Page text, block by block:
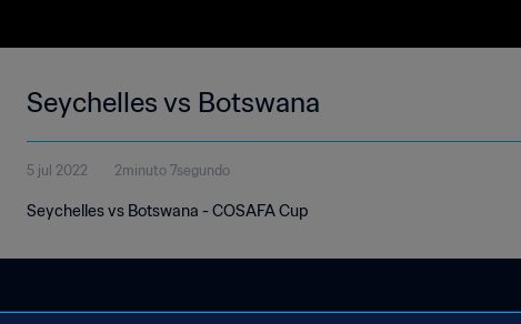
Seychelles vs Botswana
5 jul 2022 2minuto 7segundo
Seychelles vs Botswana - COSAFA Cup